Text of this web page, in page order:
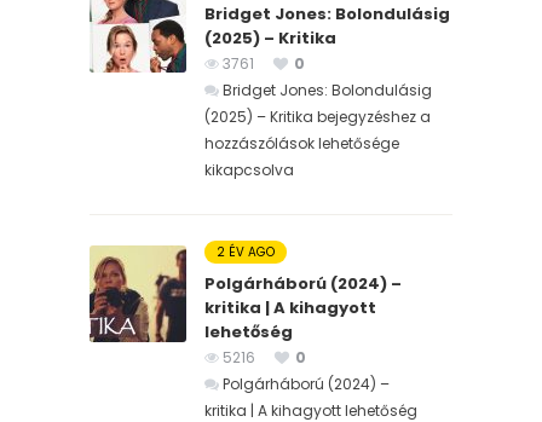
Bridget Jones: Bolondulásig
(2025) – Kritika
3761
0
Bridget Jones: Bolondulásig
(2025) – Kritika bejegyzéshez a
hozzászólások lehetősége
kikapcsolva
2 ÉV AGO
Polgárháború (2024) –
kritika | A kihagyott
lehetőség
5216
0
Polgárháború (2024) –
kritika | A kihagyott lehetőség